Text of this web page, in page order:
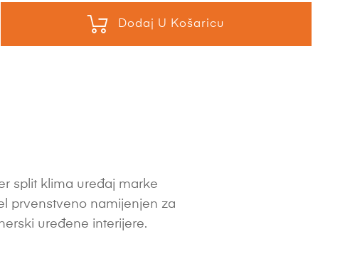
Dodaj U Košaricu
split klima uređaj marke
prvenstveno namijenjen za
uređene interijere.